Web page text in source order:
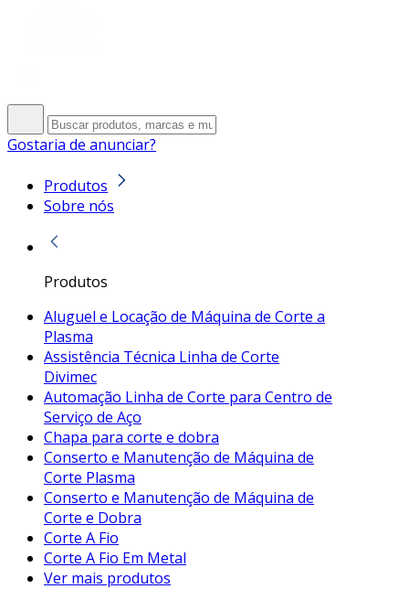
Gostaria de anunciar?
Produtos
Sobre nós
Produtos
Aluguel e Locação de Máquina de Corte a
Plasma
Assistência Técnica Linha de Corte
Divimec
Automação Linha de Corte para Centro de
Serviço de Aço
Chapa para corte e dobra
Conserto e Manutenção de Máquina de
Corte Plasma
Conserto e Manutenção de Máquina de
Corte e Dobra
Corte A Fio
Corte A Fio Em Metal
Ver mais produtos